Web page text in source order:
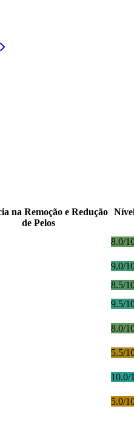
na Remoção e Redução
de Pelos
8.0/
9.0/
8.5/
9.5/
8.0/
5.5/
10.0/
5.0/